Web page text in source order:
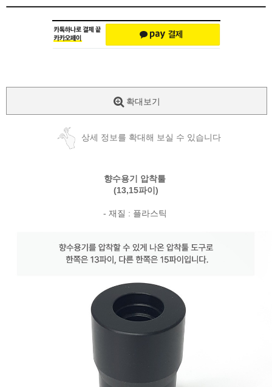
확대보기
상세 정보를 확대해 보실 수 있습니다
향수용기 압착툴
(13,15파이)
- 재질 : 플라스틱